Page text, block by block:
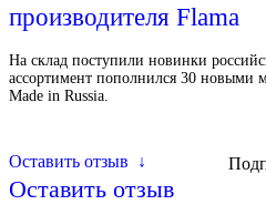
производителя Flama
На склад поступили новинки
ассортимент пополнился 30 новыми
Made in Russia.
Оставить отзыв ↓
Оставить отзыв